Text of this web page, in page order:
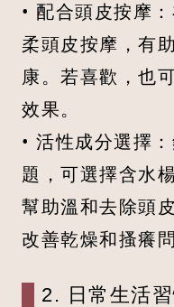
• 配合頭皮按摩
柔頭皮按摩，有
康。若喜歡，也
效果。
• 活性成分選擇
題，可選擇含水
幫助溫和去除頭
改善乾燥和搔癢問
2. 日常生活